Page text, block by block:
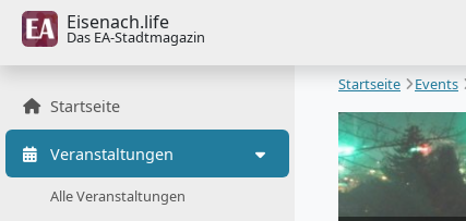
Eisenach.life
Das EA-Stadtmagazin
Startseite
Veranstaltungen
Alle Veranstaltungen
Startseite Events